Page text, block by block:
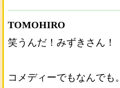
TOMOHIRO
笑うんだ！みずきさん！
コメディーでもなんでも。